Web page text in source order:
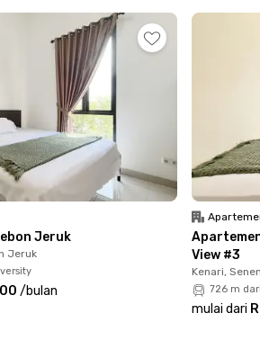
Grogol. Universitas Trisakti dan
dengan 15 menit berjalan kaki saja.
juga bisa menikmati layanan laundry
tanpa biaya tambahan.
dari paparan COVID-19, unit Rukita
oleh Tim Kebersihan kami. Semua
dengan hand sanitizer dan
digunakan baik oleh penghuni maupun
Tomang dikelilingi oleh :
Jeruk
Jeruk
/bulan
View #3
Kenari,
726 m
mulai dari